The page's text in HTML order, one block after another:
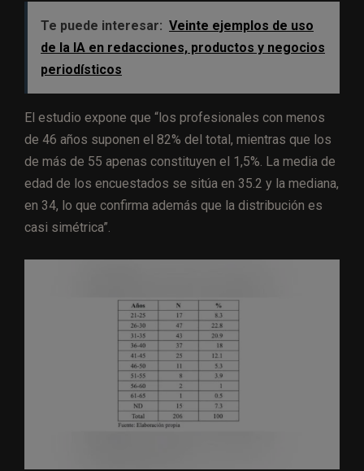
Te puede interesar: Veinte ejemplos de uso
de la IA en redacciones, productos y negocios
periodísticos
El estudio expone que “los profesionales con menos
de 46 años suponen el 82% del total, mientras que los
de más de 55 apenas constituyen el 1,5%. La media de
edad de los encuestados se sitúa en 35.2 y la mediana,
en 34, lo que confirma además que la distribución es
casi simétrica”.